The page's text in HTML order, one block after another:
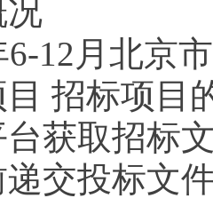
况
6-12月北京
招标项目
获取招标
交投标文